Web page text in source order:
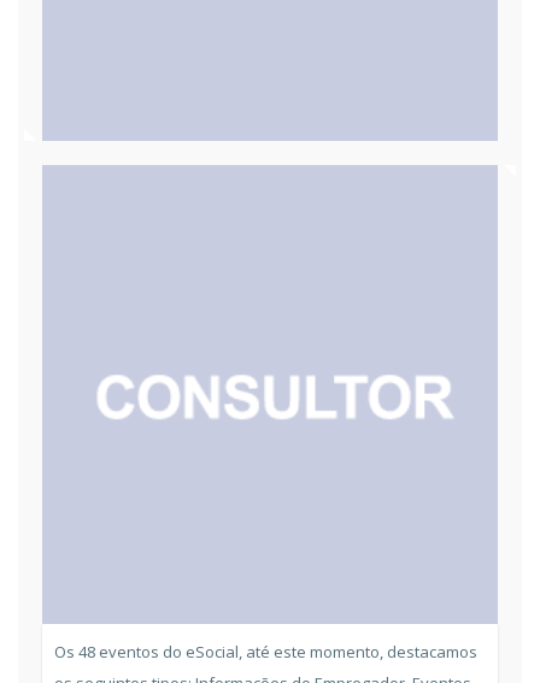
Os 48 eventos do eSocial, até este momento, destacamos